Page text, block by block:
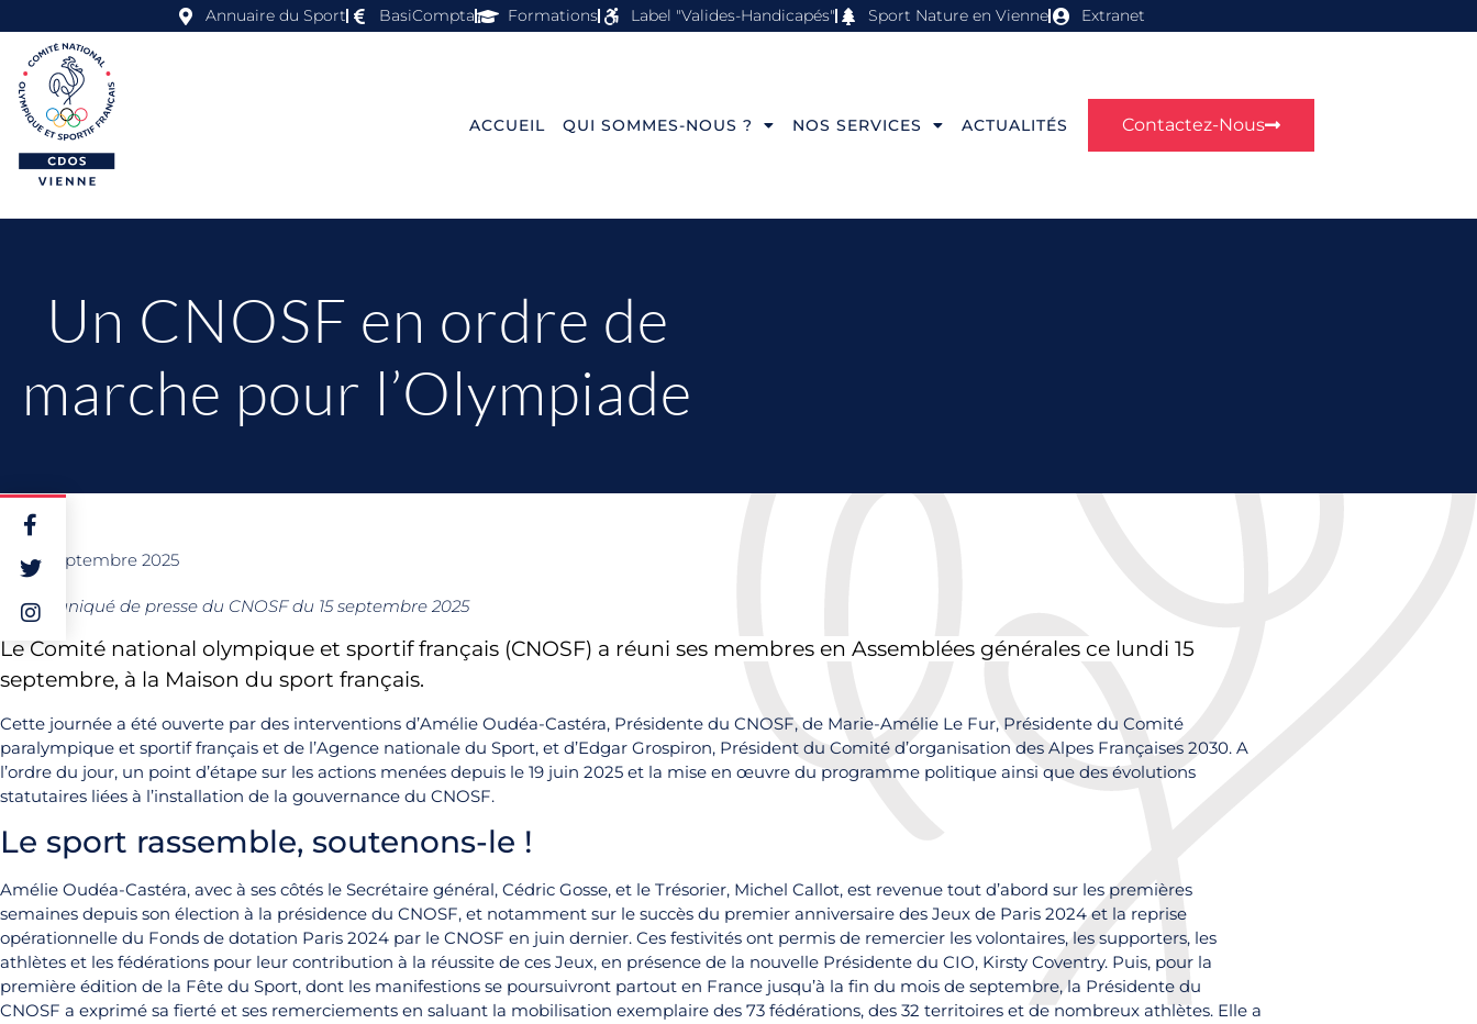
Annuaire du Sport BasiCompta Formations Label "Valides-Handicapés" Sport Nature en Vienne Extranet
ACCUEIL QUI SOMMES-NOUS ? NOS SERVICES ACTUALITÉS Contactez-Nous
Un CNOSF en ordre de
marche pour l’Olympiade
22 septembre 2025
Communiqué de presse du CNOSF du 15 septembre 2025
Le Comité national olympique et sportif français (CNOSF) a réuni ses membres en Assemblées générales ce lundi 15
septembre, à la Maison du sport français.
Cette journée a été ouverte par des interventions d’Amélie Oudéa-Castéra, Présidente du CNOSF, de Marie-Amélie Le Fur, Présidente du Comité
paralympique et sportif français et de l’Agence nationale du Sport, et d’Edgar Grospiron, Président du Comité d’organisation des Alpes Françaises 2030. A
l’ordre du jour, un point d’étape sur les actions menées depuis le 19 juin 2025 et la mise en œuvre du programme politique ainsi que des évolutions
statutaires liées à l’installation de la gouvernance du CNOSF.
Le sport rassemble, soutenons-le !
Amélie Oudéa-Castéra, avec à ses côtés le Secrétaire général, Cédric Gosse, et le Trésorier, Michel Callot, est revenue tout d’abord sur les premières
semaines depuis son élection à la présidence du CNOSF, et notamment sur le succès du premier anniversaire des Jeux de Paris 2024 et la reprise
opérationnelle du Fonds de dotation Paris 2024 par le CNOSF en juin dernier. Ces festivités ont permis de remercier les volontaires, les supporters, les
athlètes et les fédérations pour leur contribution à la réussite de ces Jeux, en présence de la nouvelle Présidente du CIO, Kirsty Coventry. Puis, pour la
première édition de la Fête du Sport, dont les manifestions se poursuivront partout en France jusqu’à la fin du mois de septembre, la Présidente du
CNOSF a exprimé sa fierté et ses remerciements en saluant la mobilisation exemplaire des 73 fédérations, des 32 territoires et de nombreux athlètes. Elle a